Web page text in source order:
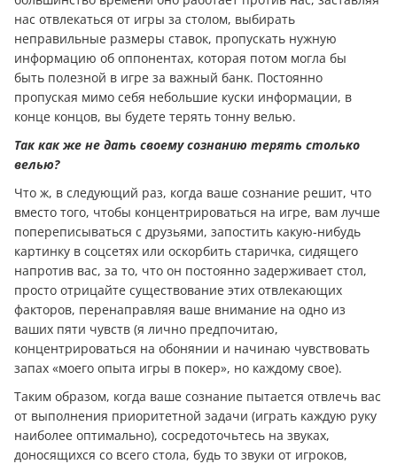
нас отвлекаться от игры за столом, выбирать
неправильные размеры ставок, пропускать нужную
информацию об оппонентах, которая потом могла бы
быть полезной в игре за важный банк. Постоянно
пропуская мимо себя небольшие куски информации, в
конце концов, вы будете терять тонну велью.
Так как же не дать своему сознанию терять столько
велью?
Что ж, в следующий раз, когда ваше сознание решит, что
вместо того, чтобы концентрироваться на игре, вам лучше
попереписываться с друзьями, запостить какую-нибудь
картинку в соцсетях или оскорбить старичка, сидящего
напротив вас, за то, что он постоянно задерживает стол,
просто отрицайте существование этих отвлекающих
факторов, перенаправляя ваше внимание на одно из
ваших пяти чувств (я лично предпочитаю,
концентрироваться на обонянии и начинаю чувствовать
запах «моего опыта игры в покер», но каждому свое).
Таким образом, когда ваше сознание пытается отвлечь вас
от выполнения приоритетной задачи (играть каждую руку
наиболее оптимально), сосредоточьтесь на звуках,
доносящихся со всего стола, будь то звуки от игроков,